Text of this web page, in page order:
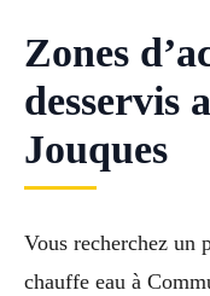
Zones
desservis
Jouques
Vous recherchez un
chauffe eau à